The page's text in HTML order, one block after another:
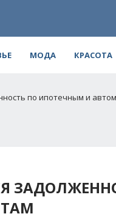
МОДА КРАСОТА
по ипотечным и